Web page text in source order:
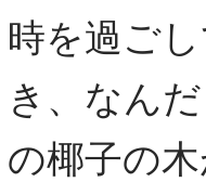
時を過ご
き、なん
の椰子の